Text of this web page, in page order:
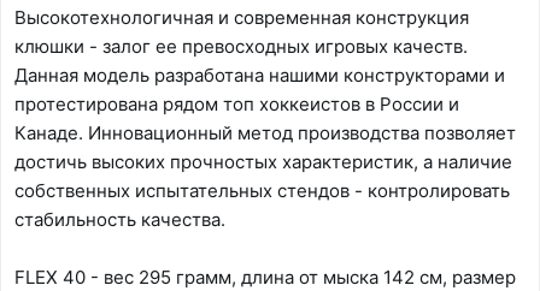
Высокотехнологичная и современная конструкция
клюшки - залог ее превосходных игровых качеств.
Данная модель разработана нашими конструкторами и
протестирована рядом топ хоккеистов в России и
Канаде. Инновационный метод производства позволяет
достичь высоких прочностых характеристик, а наличие
собственных испытательных стендов - контролировать
стабильность качества.
FLEX 40 - вес 295 грамм, длина от мыска 142 см, размер